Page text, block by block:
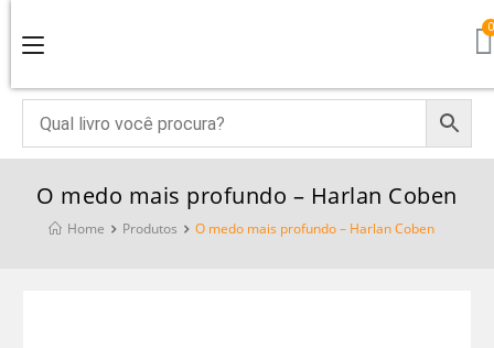
O medo mais profundo – Harlan Coben
Home Produtos O medo mais profundo – Harlan Coben